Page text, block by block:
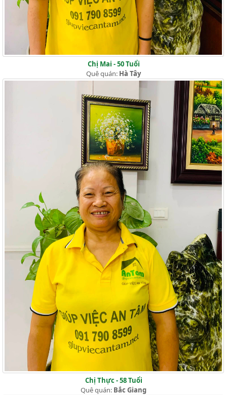
Chị Mai - 50 Tuổi
Quê quán: Hà Tây
Chị Thực - 58 Tuổi
Quê quán: Bắc Giang